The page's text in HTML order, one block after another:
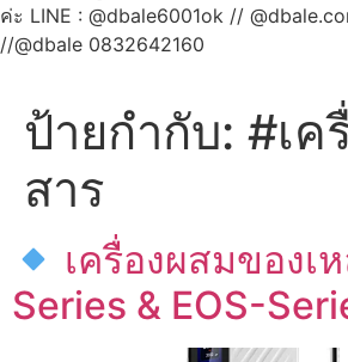
ค่ะ LINE : @dbale6001ok //
//@dbale 0832642160
ป้ายกำกับ: #เค
สาร
เครื่องผสมของเ
Series & EOS-